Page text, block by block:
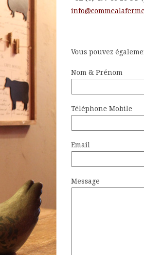
Vous pouvez
Nom & Prénom
Téléphone Mobile
Email
Message